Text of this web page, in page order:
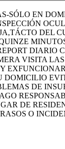
SÓLO EN
DEL
VISITA
DE
DE
O